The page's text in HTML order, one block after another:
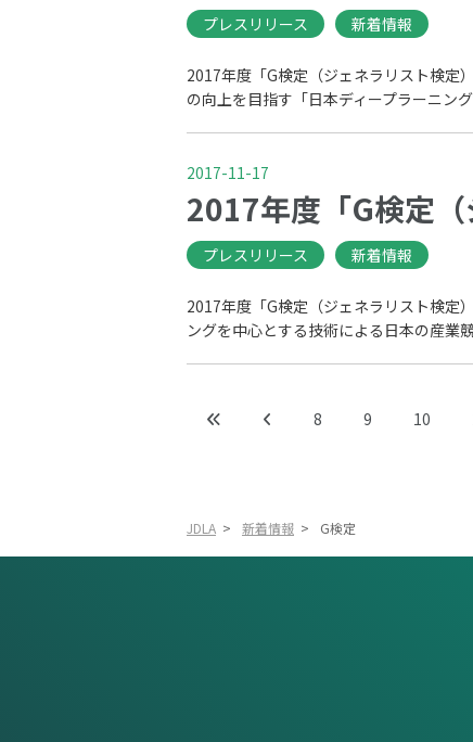
プレスリリース 新着情報
2017年度「G検定（ジェネラリスト検定
の向上を目指す「日本ディープラーニン
2017-11-17
2017年度「G検定
プレスリリース 新着情報
2017年度「G検定（ジェネラリスト検定
ングを中心とする技術による日本の産業
8 9 10
JDLA > 新着情報 > G検定